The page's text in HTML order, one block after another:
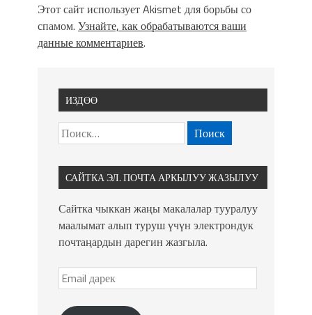
Этот сайт использует Akismet для борьбы со
спамом. Узнайте, как обрабатываются ваши
данные комментариев.
ИЗДӨӨ
САЙТКА ЭЛ. ПОЧТА АРКЫЛУУ ЖАЗЫЛУУ
Сайтка чыккан жаңы макалалар тууралуу
маалымат алып туруш үчүн электрондук
почтаңардын дарегин жазгыла.